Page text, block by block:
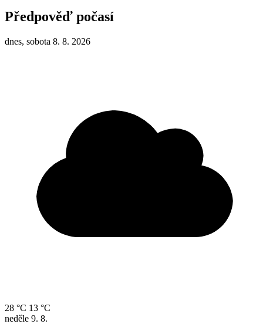
Předpověď počasí
dnes, sobota 8. 8. 2026
28 °C 13 °C
neděle 9. 8.